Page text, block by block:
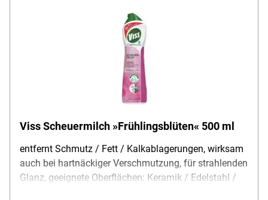
Viss Scheuermilch »Frühlingsblüten« 500 ml
entfernt Schmutz / Fett / Kalkablagerungen, wirksam
auch bei hartnäckiger Verschmutzung, für strahlenden
Glanz, geeignete Oberflächen: Keramik / Edelstahl /